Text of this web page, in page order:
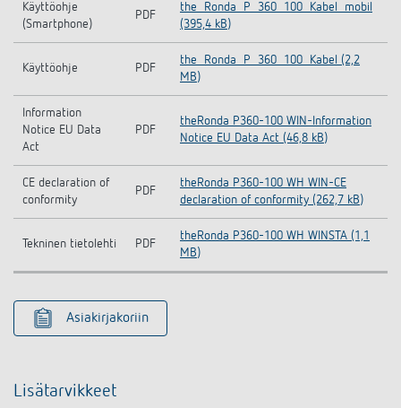
Käyttöohje
(Smartphone)
PDF
the_Ronda_P_360_100_Kabel_mobil
(395,4 kB)
Käyttöohje PDF
the_Ronda_P_360_100_Kabel (2,2
MB)
Information
Notice EU Data
Act
PDF
theRonda P360-100 WIN-Information
Notice EU Data Act (46,8 kB)
CE declaration of
conformity
PDF
theRonda P360-100 WH WIN-CE
declaration of conformity (262,7 kB)
Tekninen tietolehti PDF
theRonda P360-100 WH WINSTA (1,1
MB)
Asiakirjakoriin
Lisätarvikkeet